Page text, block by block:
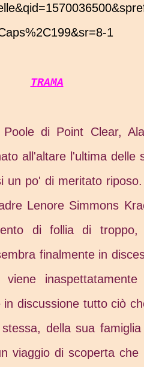
1
TRAMA
di Point Clear,
all'altare l'ultima delle
un po' di meritato
Lenore Simmons
di follia di
finalmente in
discussione tutto ciò
della sua
viaggio di scoperta che